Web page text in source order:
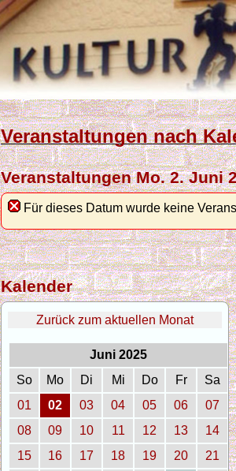
Veranstaltungen nach
Veranstaltungen Mo. 2. Juni
Für dieses Datum wurde keine
Kalender
Zurück zum aktuellen Monat
Juni 2025
So
Mo Di Mi Do Fr
Sa
01
02 03 04 05 06
07
08
09 10 11 12 13
14
15
16 17 18 19 20
21